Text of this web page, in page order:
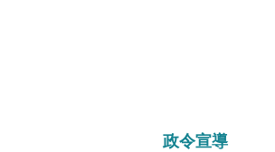
政令宣導